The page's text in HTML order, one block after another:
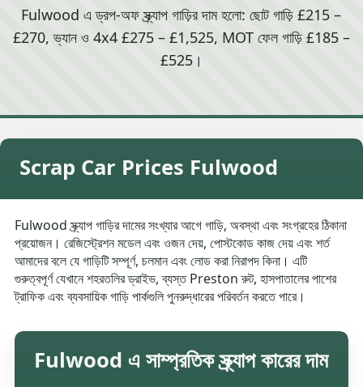
Fulwood এ ড্রপ-অফ স্ক্র্যাপ গাড়ির দাম হলো: ছোট গাড়ি £215 –
£270, ভ্যান ও 4x4 £275 – £1,525, MOT ফেল গাড়ি £185 –
£525।
Scrap Car Prices Fulwood
Fulwood স্ক্র্যাপ গাড়ির দামের সংখ্যার আগে গাড়ি, অবস্থা এবং সংগ্রহের ঠিকানা
প্রয়োজন। রেজিস্ট্রেশন মডেল এবং ওজন দেয়, পোস্টকোড কাজ দেয় এবং শর্ত
আমাদের বলে যে গাড়িটি সম্পূর্ণ, চলমান এবং লোড করা নিরাপদ কিনা। এটি
গুরুত্বপূর্ণ যেখানে শহরতলির ড্রাইভ, ব্যস্ত Preston রুট, হাসপাতালের পাশের
ট্রাফিক এবং ব্যবসায়িক গাড়ি পার্কগুলি পুনরুদ্ধারের পরিবর্তন করতে পারে।
Fulwood এ সাম্প্রতিক স্ক্র্যাপ কারের দাম